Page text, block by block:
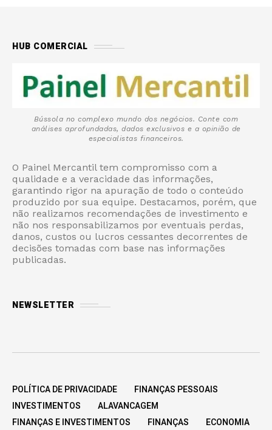
HUB COMERCIAL
Bússola no complexo mundo dos negócios. Conte com
análises aprofundadas, dados exclusivos e a opinião de
especialistas financeiros.
O Painel Mercantil tem compromisso com a
qualidade e a veracidade das informações,
garantindo rigor na apuração de todo o conteúdo
produzido por sua equipe. Destacamos, porém, que
não realizamos recomendações de investimento e
não nos responsabilizamos por eventuais perdas,
danos, custos ou lucros cessantes decorrentes de
decisões tomadas com base nas informações
publicadas.
NEWSLETTER
POLÍTICA DE PRIVACIDADE
FINANÇAS PESSOAIS
INVESTIMENTOS
ALAVANCAGEM
FINANÇAS E INVESTIMENTOS
FINANÇAS ECONOMIA